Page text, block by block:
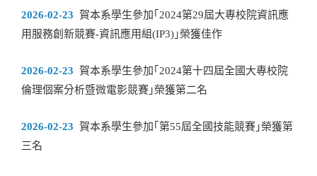
2026-02-23 賀本系學生參加｢2024第29屆大專校院資訊應
用服務創新競賽-資訊應用組(IP3)｣榮獲佳作
2026-02-23 賀本系學生參加｢2024第十四屆全國大專校院
倫理個案分析暨微電影競賽｣榮獲第二名
2026-02-23 賀本系學生參加｢第55屆全國技能競賽｣榮獲第
三名